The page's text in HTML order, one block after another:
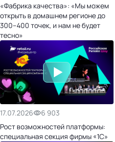
«Фабрика качества»: «Мы можем
открыть в домашнем регионе до
300–400 точек, и нам не будет
тесно»
17.07.2026
6 903
Рост возможностей платформы:
специальная секция фирмы «1С»